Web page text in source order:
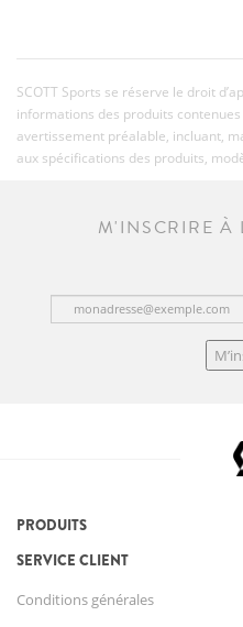
SCOTT Sports se réserve le droit
informations des produits
avertissement préalable, incluant,
aux spécifications des produits,
M'INSCRIRE À
PRODUITS
SERVICE CLIENT
Conditions générales